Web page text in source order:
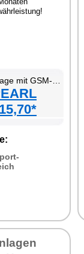
Anbindung